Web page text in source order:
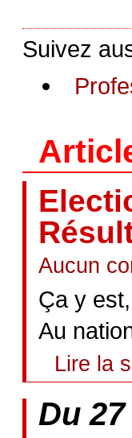
Suivez
Aucun
Ça y
Au
Lire la
Du